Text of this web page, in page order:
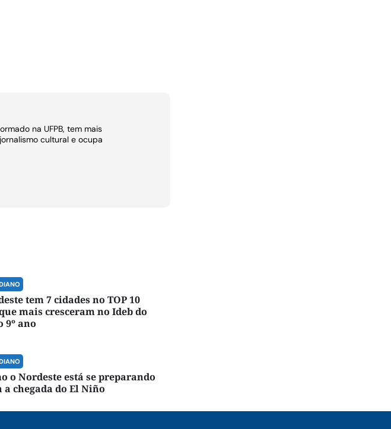
na UFPB, tem mais
cultural e ocupa
tem 7 cidades no TOP 10
mais cresceram no Ideb do
9º ano
o Nordeste está se preparando
a chegada do El Niño